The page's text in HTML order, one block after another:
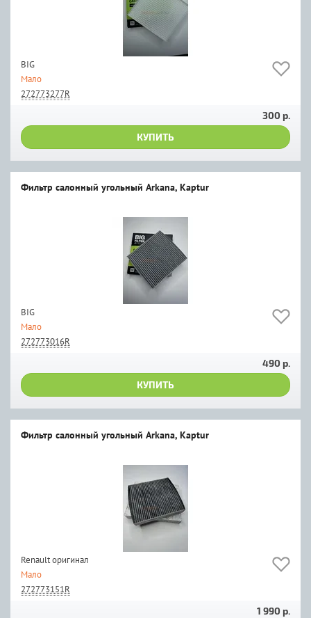
BIG
Мало
272773277R
300 р.
КУПИТЬ
Фильтр салонный угольный Arkana, Kaptur
BIG
Мало
272773016R
490 р.
КУПИТЬ
Фильтр салонный угольный Arkana, Kaptur
Renault оригинал
Мало
272773151R
1 990 р.